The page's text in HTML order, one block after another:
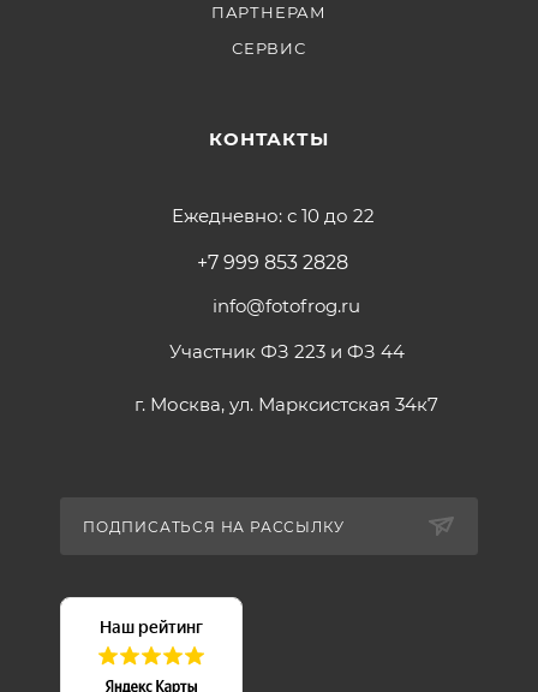
ПАРТНЕРАМ
СЕРВИС
КОНТАКТЫ
Ежедневно: с 10 до 22
+7 999 853 2828
info@fotofrog.ru
Участник ФЗ 223 и ФЗ 44
г. Москва, ул. Марксистская 34к7
ПОДПИСАТЬСЯ НА РАССЫЛКУ